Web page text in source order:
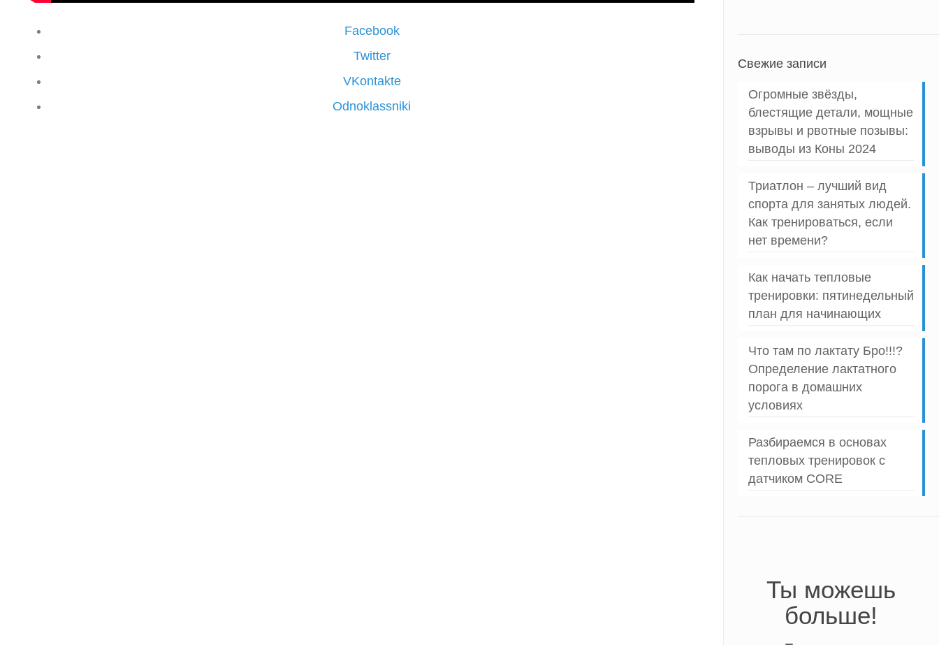
Facebook
Twitter
VKontakte
Odnoklassniki
Свежие записи
Огромные звёзды,
блестящие детали, мощные
взрывы и рвотные позывы:
выводы из Коны 2024
Триатлон – лучший вид
спорта для занятых людей.
Как тренироваться, если
нет времени?
Как начать тепловые
тренировки: пятинедельный
план для начинающих
Что там по лактату Бро!!!?
Определение лактатного
порога в домашних
условиях
Разбираемся в основах
тепловых тренировок с
датчиком CORE
Ты можешь
больше!